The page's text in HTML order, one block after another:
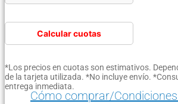
Calcular cuotas
*Los precios en cuotas son estimativos.
de la tarjeta utilizada. *No incluye envío.
entrega inmediata.
Cómo comprar/